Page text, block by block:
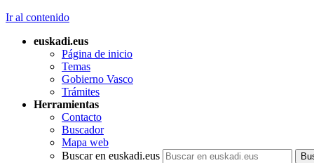
Ir al contenido
euskadi.eus
Página de inicio
Temas
Gobierno Vasco
Trámites
Herramientas
Contacto
Buscador
Mapa web
Buscar en euskadi.eus